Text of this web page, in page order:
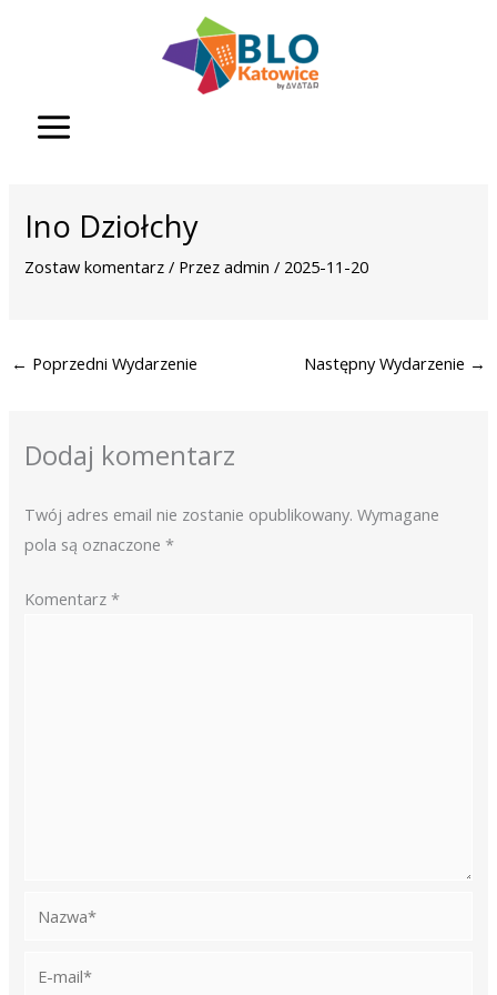
Ino Dziołchy
Zostaw komentarz / Przezadmin/ 2025-11-20
← Poprzedni Wydarzenie Następny Wydarzenie →
Dodaj komentarz
Twój adres email nie zostanie opublikowany. Wymagane
pola są oznaczone*
Komentarz*